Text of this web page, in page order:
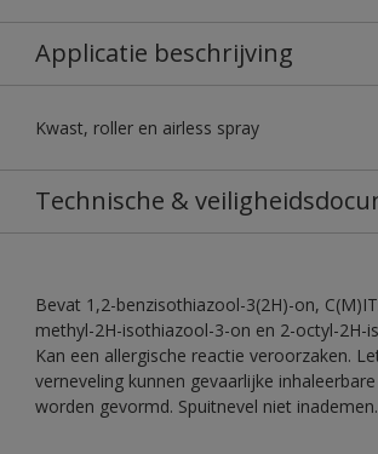
Applicatie beschrijving
Kwast, roller en airless spray
Technische &
Bevat 1,2-benzisothiazool-3(2H)-on,
methyl-2H-isothiazool-3-on en 2-octyl-2H-
Kan een allergische reactie veroorzaken.
verneveling kunnen gevaarlijke
worden gevormd. Spuitnevel niet inademen.